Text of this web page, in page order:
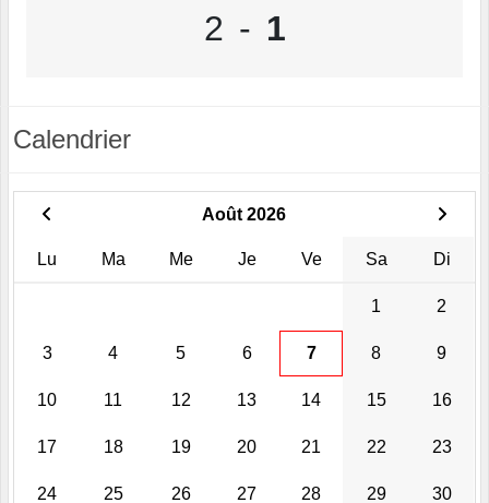
2 - 1
Calendrier
Août 2026
Lu Ma Me Je Ve Sa Di
1 2
3 4 5 6 7 8 9
10 11 12 13 14 15 16
17 18 19 20 21 22 23
24 25 26 27 28 29 30